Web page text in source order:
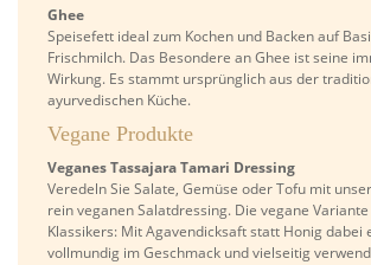
Ghee
Speisefett ideal zum Kochen und Backen auf
Frischmilch. Das Besondere an Ghee ist seine
Wirkung. Es stammt ursprünglich aus der
ayurvedischen Küche.
Vegane Produkte
Veganes Tassajara Tamari Dressing
Veredeln Sie Salate, Gemüse oder Tofu mit
rein veganen Salatdressing. Die vegane
Klassikers: Mit Agavendicksaft statt Honig dabei
vollmundig im Geschmack und vielseitig